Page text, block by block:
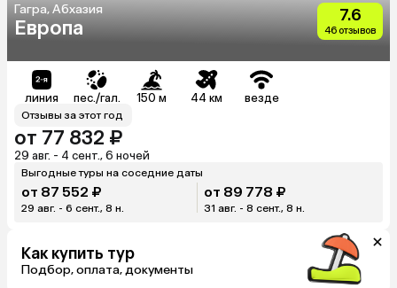
Гагра, Абхазия
Европа
7.6
46 отзывов
линия пес./гал. 150 м 44 км везде
Отзывы за этот год
от 77 832 ₽
29 авг. - 4 сент., 6 ночей
Выгодные туры на соседние даты
от 87 552 ₽
29 авг. - 6 сент., 8 н.
от 89 778 ₽
31 авг. - 8 сент., 8 н.
Как купить тур
Подбор, оплата, документы